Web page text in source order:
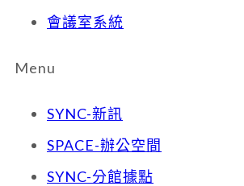
會議室系統
Menu
SYNC-新訊
SPACE-辦公空間
SYNC-分館據點